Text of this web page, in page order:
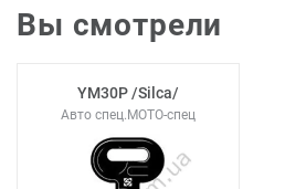
Вы смотрели
YM30P /Silca/
Авто спец.MOTO-спец